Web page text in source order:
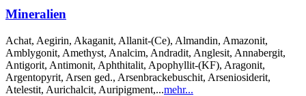
Mineralien
Achat, Aegirin, Akaganit, Allanit-(Ce), Almandin, Amazonit,
Amblygonit, Amethyst, Analcim, Andradit, Anglesit, Annabergit,
Antigorit, Antimonit, Aphthitalit, Apophyllit-(KF), Aragonit,
Argentopyrit, Arsen ged., Arsenbrackebuschit, Arseniosiderit,
Atelestit, Aurichalcit, Auripigment,...mehr...